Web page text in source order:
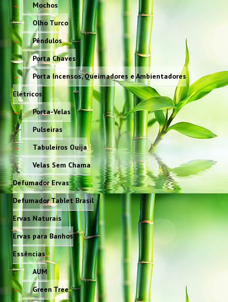
Mochos
Olho Turco
Pêndulos
Porta Chaves
Porta Incensos, Queimadores e Ambientadores
Elétricos
Porta-Velas
Pulseiras
Tabuleiros Ouija
Velas Sem Chama
Defumador Ervas
Defumador Tablet Brasil
Ervas Naturais
Ervas para Banhos
Essências
AUM
Green Tree